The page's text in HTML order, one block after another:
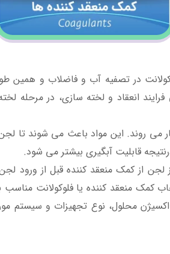
در تصفیه آب و فاضلاب و
انعقاد و لخته سازی، در مرحله
می روند. این مواد باعث می شوند تا
قابلیت آبگیری بیشتر می شود.
لجن از کمک منعقد کننده قبل از ورود
کمک منعقد کننده یا فلوکولانت
محلول، نوع تجهیزات و سیستم